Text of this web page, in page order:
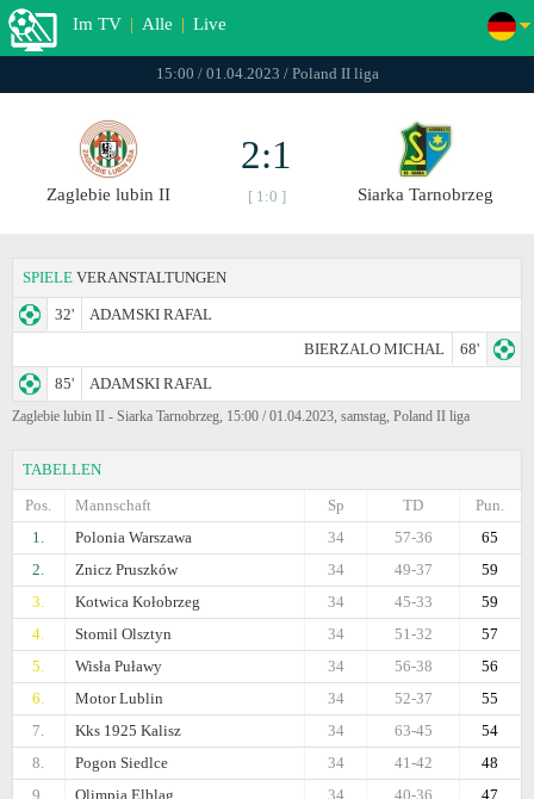
Im TV | Alle | Live
15:00 / 01.04.2023 / Poland II liga
Zaglebie lubin II
2:1
[ 1:0 ] Siarka Tarnobrzeg
SPIELE VERANSTALTUNGEN
32'
ADAMSKI RAFAL
BIERZALO MICHAL
68'
85'
ADAMSKI RAFAL
Zaglebie lubin II - Siarka Tarnobrzeg, 15:00 / 01.04.2023, samstag, Poland II liga
TABELLEN
Pos.
Mannschaft Pun.
TD
Sp
1.
Polonia Warszawa 65
57-36
34
2.
Znicz Pruszków 59
49-37
34
3.
Kotwica Kołobrzeg 59
45-33
34
4.
Stomil Olsztyn 57
51-32
34
5.
Wisła Puławy 56
56-38
34
6.
Motor Lublin 55
52-37
34
7.
Kks 1925 Kalisz 54
63-45
34
8.
Pogon Siedlce 48
41-42
34
9.
Olimpia Elbląg 47
40-36
34